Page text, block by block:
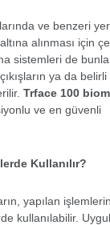
ve benzeri
alınması için
sistemleri de
ya da
Trface 100
ve en güvenli
Kullanılır?
yapılan
kullanılabilir.